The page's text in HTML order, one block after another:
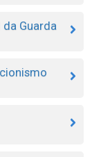
Guarda